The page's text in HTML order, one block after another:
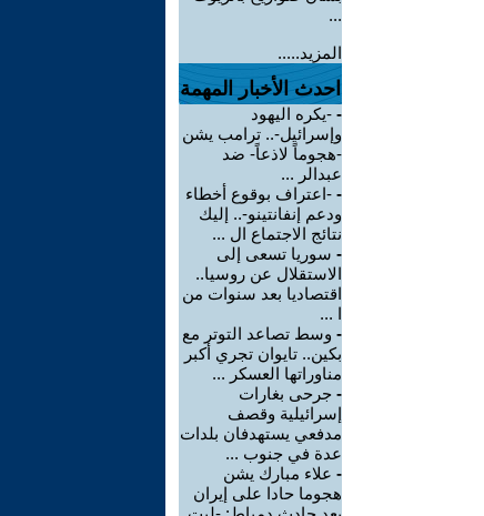
...
المزيد.....
احدث الأخبار المهمة
- -يكره اليهود
وإسرائيل-.. ترامب يشن
-هجوماً لاذعاً- ضد
عبدالر ...
- -اعتراف بوقوع أخطاء
ودعم إنفانتينو-.. إليك
نتائج الاجتماع ال ...
- سوريا تسعى إلى
الاستقلال عن روسيا..
اقتصاديا بعد سنوات من
ا ...
- وسط تصاعد التوتر مع
بكين.. تايوان تجري أكبر
مناوراتها العسكر ...
- جرحى بغارات
إسرائيلية وقصف
مدفعي يستهدفان بلدات
عدة في جنوب ...
- علاء مبارك يشن
هجوما حادا على إيران